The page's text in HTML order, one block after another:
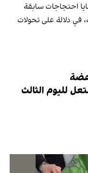
احتجاجات سابقة
في دلالة على تحولات
لليوم الثالث